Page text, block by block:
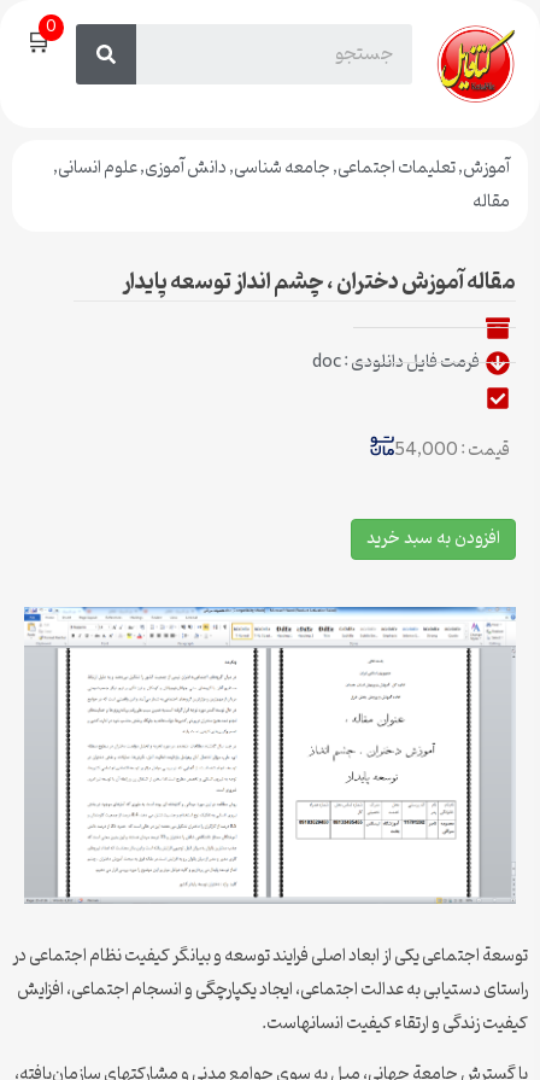
🛒0
آموزش,تعلیمات اجتماعی,جامعه شناسی,دانش آموزی,علوم انسانی,
مقاله
مقاله آموزش دختران ، چشم انداز توسعه پايدار
فرمت فایل دانلودی : doc
قیمت : 54,000
افزودن به سبد خرید
توسعة اجتماعی یکی از ابعاد اصلی فرایند توسعه و بیانگر کیفیت نظام اجتماعی در
راستای دستیابی به عدالت اجتماعی، ایجاد یکپارچگی و انسجام اجتماعی، افزایش
کیفیت زندگی و ارتقاء کیفیت انسان‎هاست.